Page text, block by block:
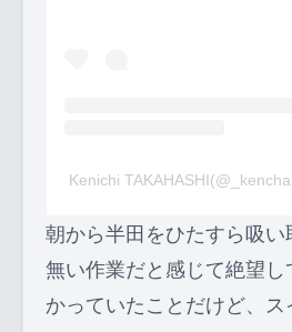
Kenichi
朝から半田をひたすら吸い
無い作業だと感じて絶望
かっていたことだけど、